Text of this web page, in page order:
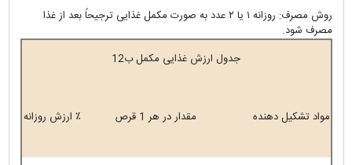
روش مصرف: روزانه ۱ یا ۲ عدد به صورت مکمل غذایی ترجیحاً بعد از غذا
مصرف شود.
جدول ارزش غذایی مکمل ب12
مواد تشکیل دهنده مقدار در هر 1 قرص ٪ ارزش روزانه